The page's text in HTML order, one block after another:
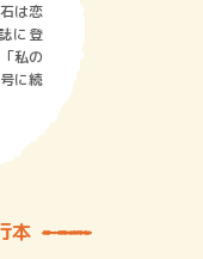
は恋
に登
私の
に続
本